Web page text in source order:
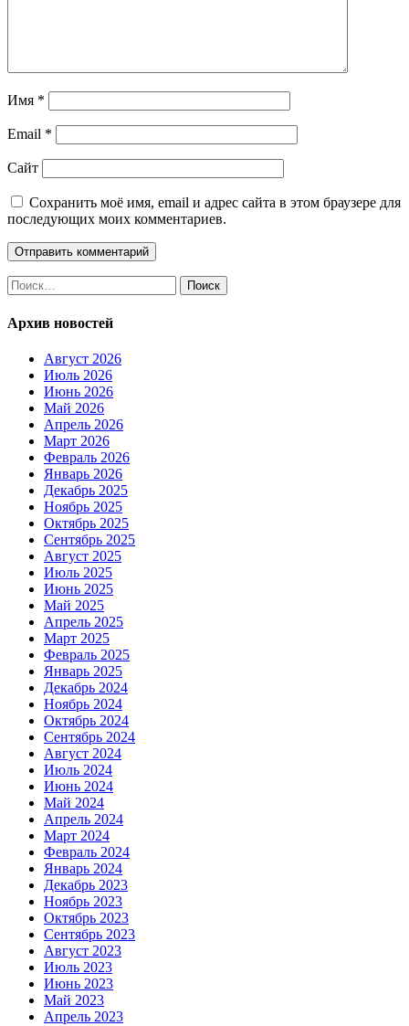
Имя *
Email *
Сайт
Сохранить моё имя, email и адрес сайта в этом браузере для
последующих моих комментариев.
Найти:
Архив новостей
Август 2026
Июль 2026
Июнь 2026
Май 2026
Апрель 2026
Март 2026
Февраль 2026
Январь 2026
Декабрь 2025
Ноябрь 2025
Октябрь 2025
Сентябрь 2025
Август 2025
Июль 2025
Июнь 2025
Май 2025
Апрель 2025
Март 2025
Февраль 2025
Январь 2025
Декабрь 2024
Ноябрь 2024
Октябрь 2024
Сентябрь 2024
Август 2024
Июль 2024
Июнь 2024
Май 2024
Апрель 2024
Март 2024
Февраль 2024
Январь 2024
Декабрь 2023
Ноябрь 2023
Октябрь 2023
Сентябрь 2023
Август 2023
Июль 2023
Июнь 2023
Май 2023
Апрель 2023